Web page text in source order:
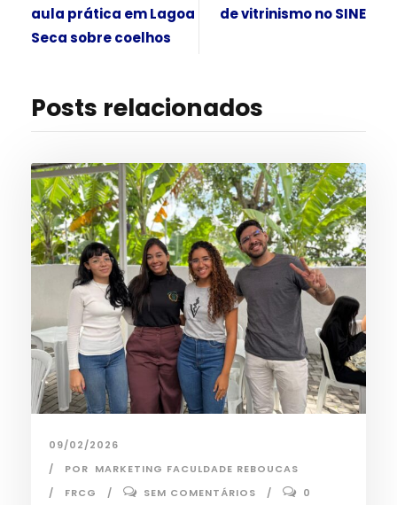
aula prática em Lagoa
Seca sobre coelhos
de vitrinismo no SINE
Posts relacionados
09/02/2026
POR MARKETING FACULDADE REBOUCAS
FRCG
SEM COMENTÁRIOS 0